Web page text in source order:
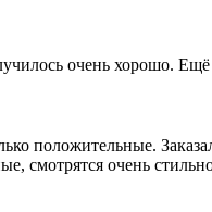
очень хорошо. Ещё
положительные.
смотрятся очень